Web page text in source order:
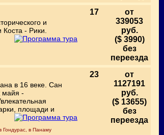
и
- Рики.
17
от
339053
руб.
($ 3990)
без
переезда
в 16 веке. Сан
майя -
площади и
Гондурас, в Панаму
23
от
1127191
руб.
($ 13655)
без
переезда